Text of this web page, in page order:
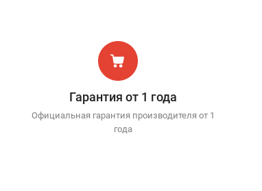
Гарантия от 1 года
Официальная гарантия производителя от 1
года